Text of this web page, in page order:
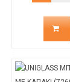
προϊόντος